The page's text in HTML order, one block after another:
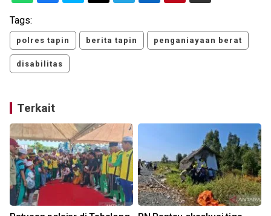
Tags:
polres tapin berita tapin penganiayaan berat
disabilitas
Terkait